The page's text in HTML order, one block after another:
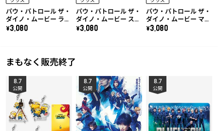
パウ・パトロール ザ・
ダイノ・ムービー ラブ
ル ダイノドーザー(ヴ
\3,080
パウ・パトロール ザ・
ダイノ・ムービー スカ
イ ダイノジェット(プ
\3,080
パウ・パトロール ザ・
ダイノ・ムービー マー
シャル ダイノファイヤ
\3,080
まもなく販売終了
8.7
公開
8.7
公開
8.7
公開